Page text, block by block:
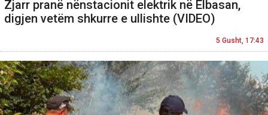
Zjarr pranë nënstacionit elektrik në Elbasan,
digjen vetëm shkurre e ullishte (VIDEO)
5 Gusht, 17:43